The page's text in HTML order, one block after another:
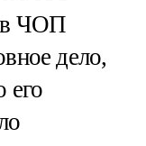
ЧОП
дело,
его